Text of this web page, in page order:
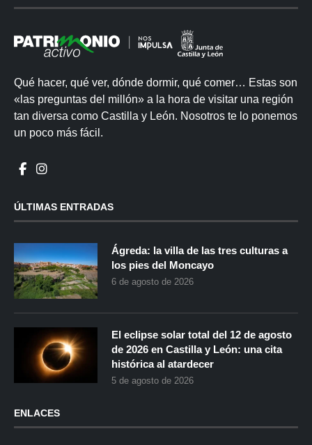
Qué hacer, qué ver, dónde dormir, qué comer… Estas son
«las preguntas del millón» a la hora de visitar una región
tan diversa como Castilla y León. Nosotros te lo ponemos
un poco más fácil.
ÚLTIMAS ENTRADAS
Ágreda: la villa de las tres culturas a
los pies del Moncayo
6 de agosto de 2026
El eclipse solar total del 12 de agosto
de 2026 en Castilla y León: una cita
histórica al atardecer
5 de agosto de 2026
ENLACES